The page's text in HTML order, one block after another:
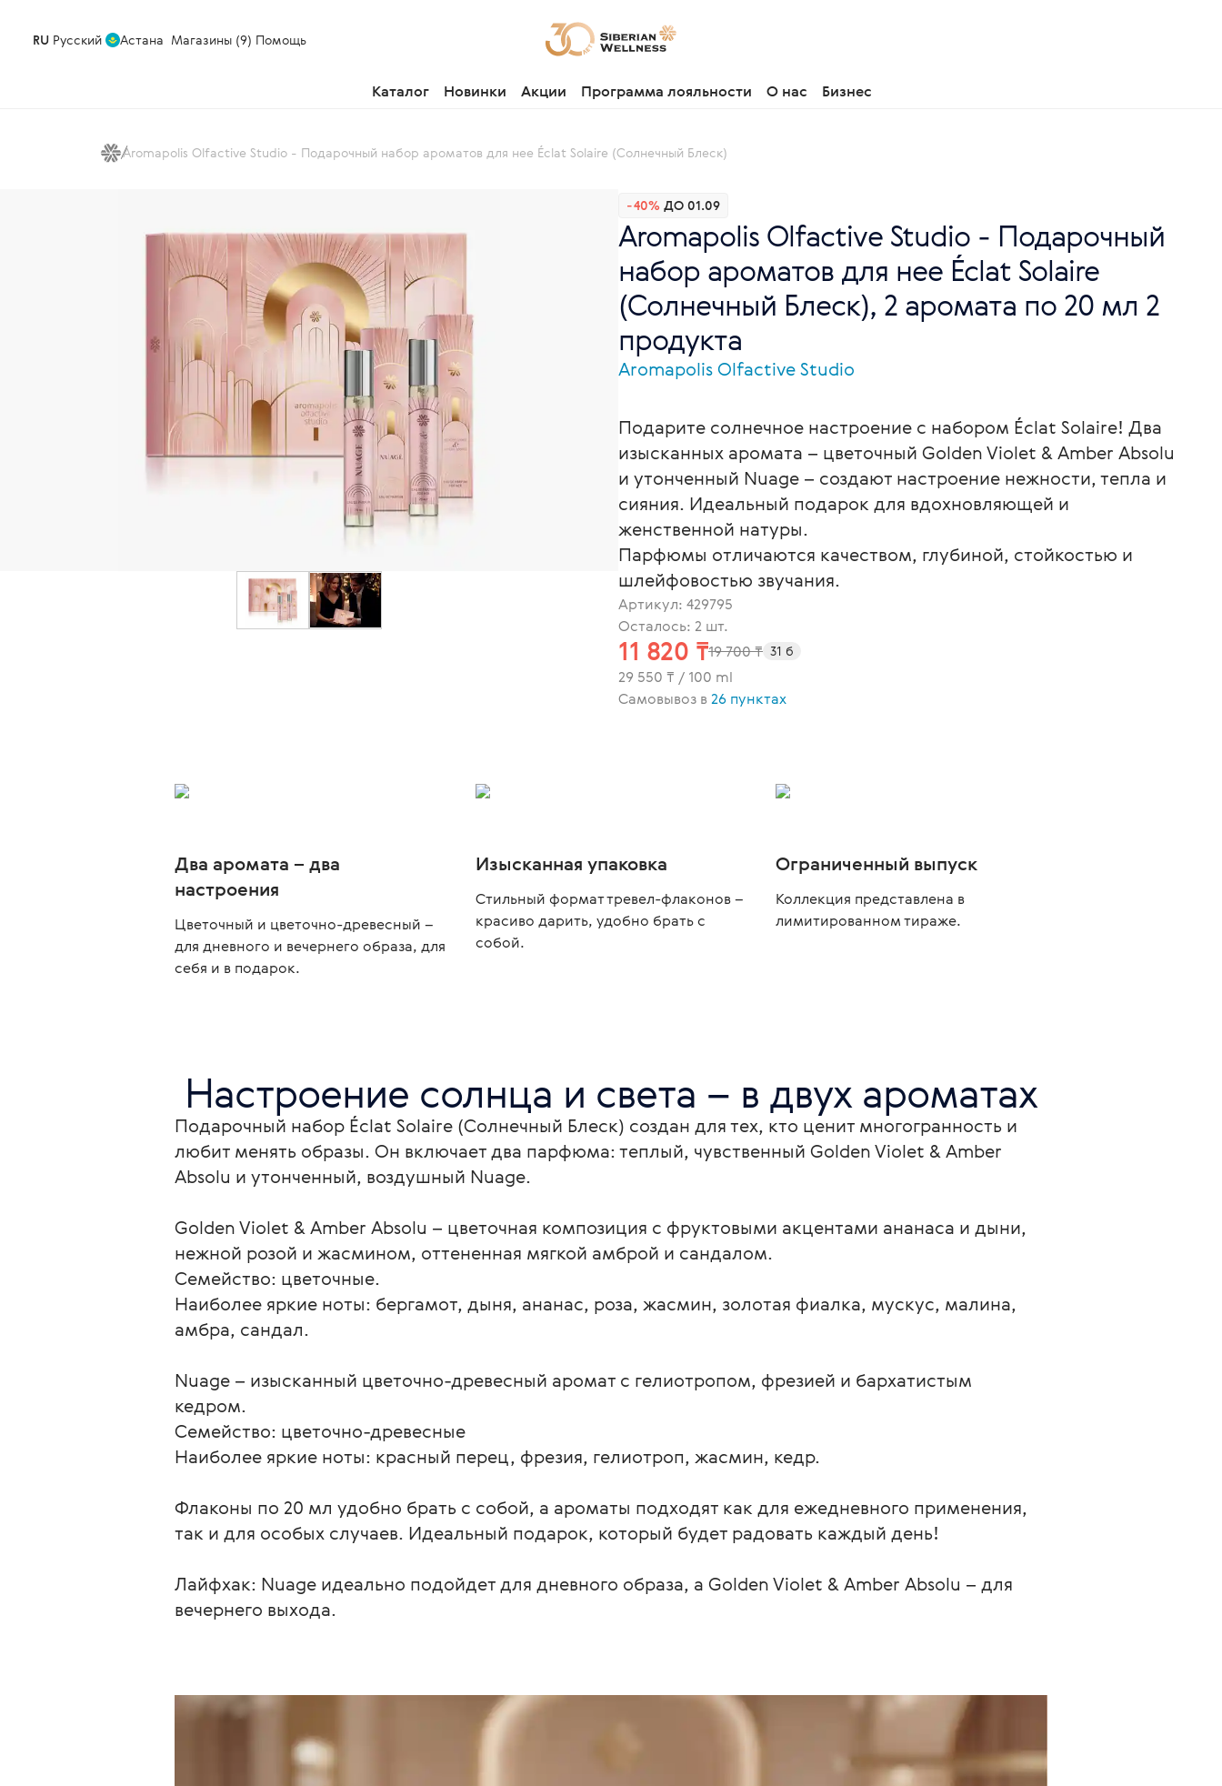
RU Русский Астана Магазины (9) Помощь
Каталог Новинки Акции Программа лояльности О нас Бизнес
Aromapolis Olfactive Studio - Подарочный набор ароматов для нее Éclat Solaire (Солнечный Блеск)
-40% ДО 01.09
Aromapolis Olfactive Studio - Подарочный
набор ароматов для нее Éclat Solaire
(Солнечный Блеск), 2 аромата по 20 мл 2
продукта
Aromapolis Olfactive Studio
Подарите солнечное настроение с набором Éclat Solaire! Два
изысканных аромата – цветочный Golden Violet & Amber Absolu
и утонченный Nuage – создают настроение нежности, тепла и
сияния. Идеальный подарок для вдохновляющей и
женственной натуры.
Парфюмы отличаются качеством, глубиной, стойкостью и
шлейфовостью звучания.
Артикул: 429795
Осталось: 2 шт.
11 820 ₸19 700 ₸ 31 б
29 550 ₸ / 100 ml
Самовывоз в26 пунктах
Два аромата – два
настроения
Цветочный и цветочно-древесный –
для дневного и вечернего образа, для
себя и в подарок.
Изысканная упаковка
Стильный формат тревел-флаконов –
красиво дарить, удобно брать с
собой.
Ограниченный выпуск
Коллекция представлена в
лимитированном тираже.
Настроение солнца и света – в двух ароматах
Подарочный набор Éclat Solaire (Солнечный Блеск) создан для тех, кто ценит многогранность и
любит менять образы. Он включает два парфюма: теплый, чувственный Golden Violet & Amber
Absolu и утонченный, воздушный Nuage.
Golden Violet & Amber Absolu – цветочная композиция с фруктовыми акцентами ананаса и дыни,
нежной розой и жасмином, оттененная мягкой амброй и сандалом.
Семейство: цветочные.
Наиболее яркие ноты: бергамот, дыня, ананас, роза, жасмин, золотая фиалка, мускус, малина,
амбра, сандал.
Nuage – изысканный цветочно-древесный аромат с гелиотропом, фрезией и бархатистым
кедром.
Семейство: цветочно-древесные
Наиболее яркие ноты: красный перец, фрезия, гелиотроп, жасмин, кедр.
Флаконы по 20 мл удобно брать с собой, а ароматы подходят как для ежедневного применения,
так и для особых случаев. Идеальный подарок, который будет радовать каждый день!
Лайфхак: Nuage идеально подойдет для дневного образа, а Golden Violet & Amber Absolu – для
вечернего выхода.